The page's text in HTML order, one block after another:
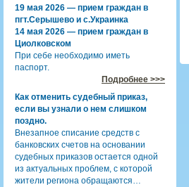
19 мая 2026 — прием граждан в
пгт.Серышево и с.Украинка
14 мая 2026 — прием граждан в
Циолковском
При себе необходимо иметь
паспорт.
Подробнее >>>
Как отменить судебный приказ,
если вы узнали о нем слишком
поздно.
Внезапное списание средств с
банковских счетов на основании
судебных приказов остается одной
из актуальных проблем, с которой
жители региона обращаются…